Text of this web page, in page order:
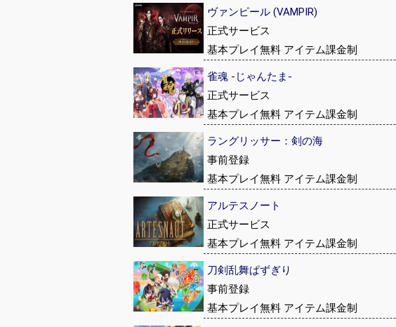
ヴァンピール (VAMPIR)
正式サービス
基本プレイ無料 アイテム課金制
雀魂 -じゃんたま-
正式サービス
基本プレイ無料 アイテム課金制
ラングリッサー：剣の海
事前登録
基本プレイ無料 アイテム課金制
アルテスノート
正式サービス
基本プレイ無料 アイテム課金制
刀剣乱舞ぱずぎり
事前登録
基本プレイ無料 アイテム課金制